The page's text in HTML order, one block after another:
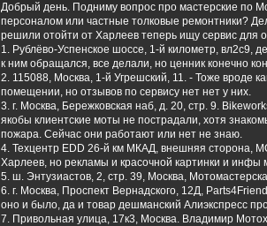
Добрый день. Подниму вопрос про мастерские по
персоналом или частные толковые ремонтники?
решили отойти от Харлеев теперь ищу сервис для
1. Рублёво-Успенское шоссе, 1-й километр, вл2с9,
к ним обращался, все делали, но ценник конечно
2. 115088, Москва, 1-й Угрешский, 11. - Тоже вроде
помещении, но отзывов по сервису нет нет у них.
3. г. Москва, Бережковская наб, д. 20, стр. 9.
якобы клиентские моты не пострадали, хотя
пожара. Сейчас они работают или нет не знаю.
4. Техцентр EDD 26-й км МКАД, внешняя сторона,
Харлеев, но рекламы и красочной картинки и инфы
5. ш. Энтузиастов, 2, стр. 39, Москва,
6. г. Москва, Проспект Вернадского, 12Д,
оно и было, да и товар дешманский Алиэкспресс
7. Привольная улица, 17к3, Москва. Владимир